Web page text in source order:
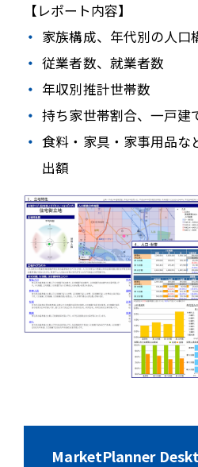
【レポート内容】
家族構成、年代別の人口
従業者数、就業者数
年収別推計世帯数
持ち家世帯割合、一戸建
食料・家具・家事用品な
出額
MarketPlanner